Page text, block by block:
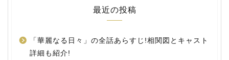
最近の投稿
「華麗なる日々」の全話あらすじ!相関図とキャスト
詳細も紹介!